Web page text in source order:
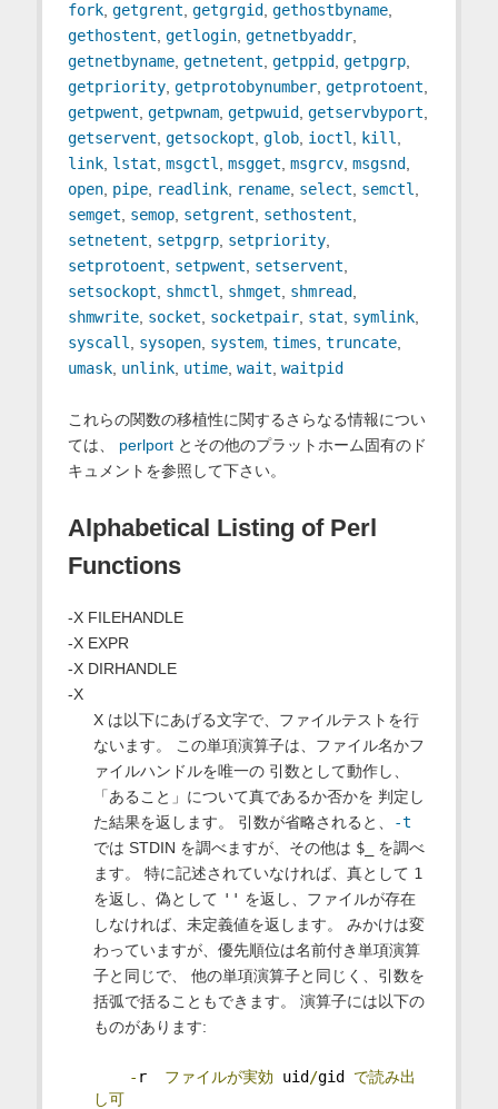
fork, getgrent getgrgid gethostbyname,
gethostent getlogin, getnetbyaddr,
getnetbyname, getnetent getppid getpgrp,
getpriority, getprotobynumber, getprotoent
getpwent getpwnam, getpwuid getservbyport
getservent getsockopt glob, ioctl kill
link, lstat msgctl msgget msgrcv, msgsnd
open, pipe, readlink, rename, select semctl
semget
semop, setgrent sethostent
setnetent
setpgrp, setpriority,
setprotoent
setpwent setservent
setsockopt
shmctl shmget shmread
shmwrite, socket socketpair, stat symlink,
syscall
sysopen, system, times truncate,
umask, unlink, utime, wait waitpid
これらの関数の移植性に関するさらなる情報につい
ては、 perlportとその他のプラットホーム固有のド
キュメントを参照して下さい。
Alphabetical Listing of Perl
Functions
-X FILEHANDLE
-X EXPR
-X DIRHANDLE
-X
X は以下にあげる文字で、ファイルテストを行
ないます。 この単項演算子は、ファイル名かフ
ァイルハンドルを唯一の 引数として動作し、
「あること」について真であるか否かを 判定し
た結果を返します。 引数が省略されると、
-t
では STDIN を調べますが、その他は $_
を調べ
ます。 特に記述されていなければ、真として 1
を返し、偽として '' を返し、ファイルが存在
しなければ、未定義値を返します。 みかけは変
わっていますが、優先順位は名前付き単項演算
子と同じで、 他の単項演算子と同じく、引数を
括弧で括ることもできます。 演算子には以下の
ものがあります:
- r ファイルが実効 uid /gid で読み出
し可